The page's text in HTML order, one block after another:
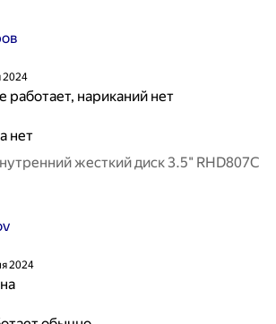
2024
работает, нариканий нет
нет
жесткий диск 3.5" RHD807C
2024